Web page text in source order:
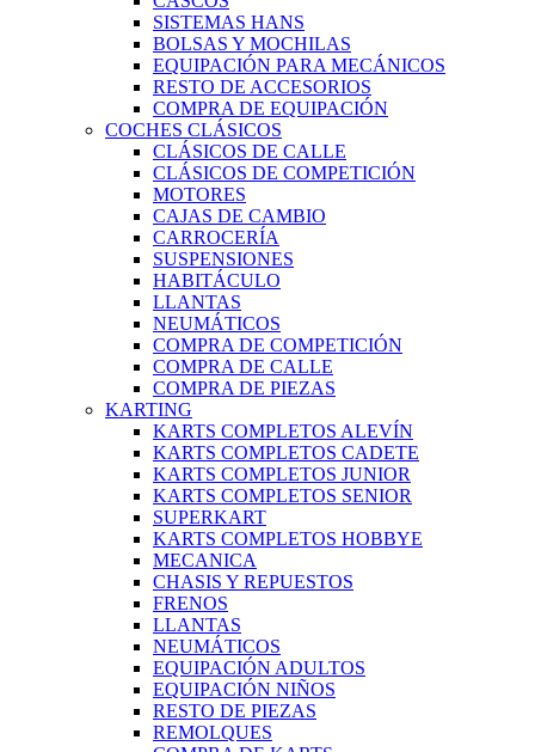
SISTEMAS HANS
BOLSAS Y MOCHILAS
EQUIPACIÓN PARA MECÁNICOS
RESTO DE ACCESORIOS
COMPRA DE EQUIPACIÓN
COCHES CLÁSICOS
CLÁSICOS DE CALLE
CLÁSICOS DE COMPETICIÓN
MOTORES
CAJAS DE CAMBIO
CARROCERÍA
SUSPENSIONES
HABITÁCULO
LLANTAS
NEUMÁTICOS
COMPRA DE COMPETICIÓN
COMPRA DE CALLE
COMPRA DE PIEZAS
KARTING
KARTS COMPLETOS ALEVÍN
KARTS COMPLETOS CADETE
KARTS COMPLETOS JUNIOR
KARTS COMPLETOS SENIOR
SUPERKART
KARTS COMPLETOS HOBBYE
MECANICA
CHASIS Y REPUESTOS
FRENOS
LLANTAS
NEUMÁTICOS
EQUIPACIÓN ADULTOS
EQUIPACIÓN NIÑOS
RESTO DE PIEZAS
REMOLQUES